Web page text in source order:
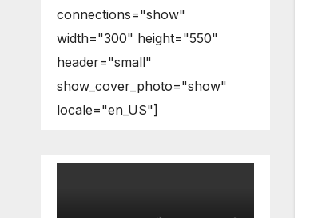
connections="show"
width="300" height="550"
header="small"
show_cover_photo="show"
locale="en_US"]